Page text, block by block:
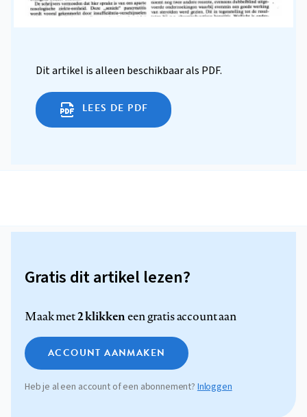
Dit artikel is alleen beschikbaar als PDF.
LEES DE PDF
Gratis dit artikel lezen?
Maak met2 klikkeneen gratis account aan
ACCOUNT AANMAKEN
Heb je al een account of een abonnement? Inloggen